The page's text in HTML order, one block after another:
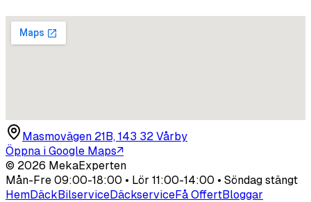
Masmovägen 21B, 143 32 Vårby
Öppna i Google Maps↗
© 2026 MekaExperten
Mån-Fre 09:00-18:00 • Lör 11:00-14:00 • Söndag stängt
HemDäckBilserviceDäckserviceFå OffertBloggar